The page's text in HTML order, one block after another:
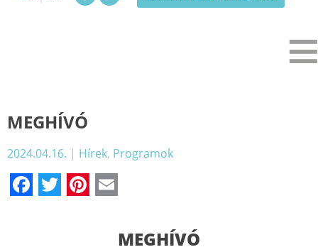
MEGHÍVÓ
2024.04.16. | Hírek, Programok
Facebook
TwitterPinterest
MEGHÍVÓ